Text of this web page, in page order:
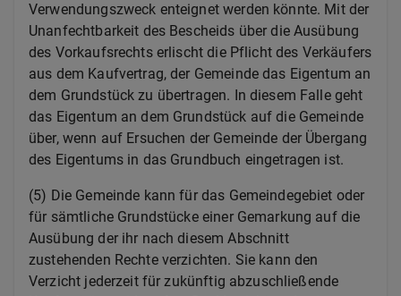
Verwendungszweck enteignet werden könnte. Mit der
Unanfechtbarkeit des Bescheids über die Ausübung
des Vorkaufsrechts erlischt die Pflicht des Verkäufers
aus dem Kaufvertrag, der Gemeinde das Eigentum an
dem Grundstück zu übertragen. In diesem Falle geht
das Eigentum an dem Grundstück auf die Gemeinde
über, wenn auf Ersuchen der Gemeinde der Übergang
des Eigentums in das Grundbuch eingetragen ist.
(5) Die Gemeinde kann für das Gemeindegebiet oder
für sämtliche Grundstücke einer Gemarkung auf die
Ausübung der ihr nach diesem Abschnitt
zustehenden Rechte verzichten. Sie kann den
Verzicht jederzeit für zukünftig abzuschließende